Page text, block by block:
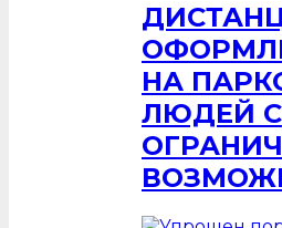
НА
ЛЮДЕЙ С